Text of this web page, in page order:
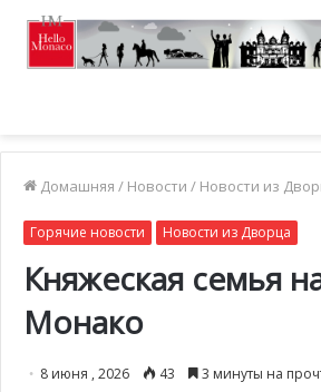
Домашняя / Новости / Новости из
Горячие новости Новости из Дворца
Княжеская семья
Монако
8 июня , 2026 43 3 минуты на